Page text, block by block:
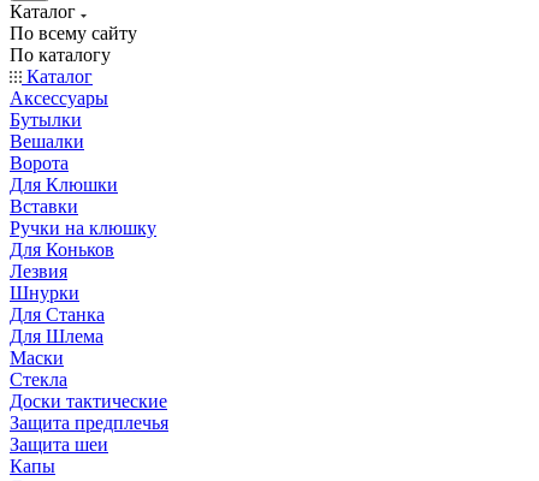
Каталог
По всему сайту
По каталогу
Каталог
Аксессуары
Бутылки
Вешалки
Ворота
Для Клюшки
Вставки
Ручки на клюшку
Для Коньков
Лезвия
Шнурки
Для Станка
Для Шлема
Маски
Стекла
Доски тактические
Защита предплечья
Защита шеи
Капы